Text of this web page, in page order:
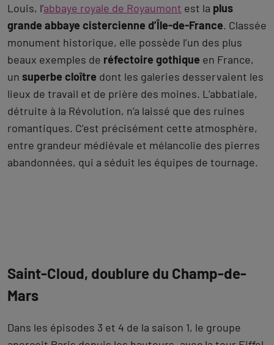
Louis, l’abbaye royale de Royaumont est la plus
grande abbaye cistercienne d’Île-de-France. Classée
monument historique, elle possède l’un des plus
beaux exemples de réfectoire gothique en France,
un superbe cloître dont les galeries desservaient les
lieux de travail et de prière des moines. L’abbatiale,
détruite à la Révolution, n’a laissé que des ruines
romantiques. C’est précisément cette atmosphère,
entre grandeur médiévale et mélancolie des pierres
abandonnées, qui a séduit les équipes de tournage.